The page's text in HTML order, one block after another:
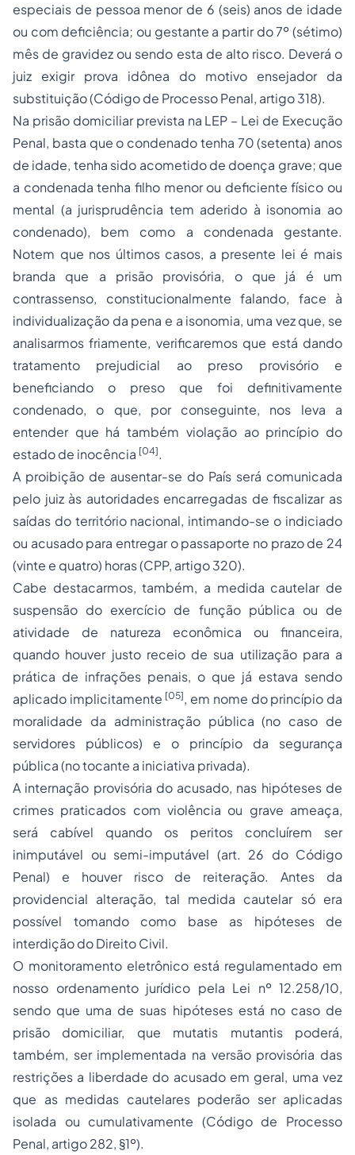
especiais de pessoa menor de 6 (seis) anos de idade
ou com deficiência; ou gestante a partir do 7º (sétimo)
mês de gravidez ou sendo esta de alto risco. Deverá o
juiz exigir prova idônea do motivo ensejador da
substituição (Código de Processo Penal, artigo 318).
Na prisão domiciliar prevista na LEP – Lei de Execução
Penal, basta que o condenado tenha 70 (setenta) anos
de idade, tenha sido acometido de doença grave; que
a condenada tenha filho menor ou deficiente físico ou
mental (a jurisprudência tem aderido à isonomia ao
condenado), bem como a condenada gestante.
Notem que nos últimos casos, a presente lei é mais
branda que a prisão provisória, o que já é um
contrassenso, constitucionalmente falando, face à
individualização da pena e a isonomia, uma vez que, se
analisarmos friamente, verificaremos que está dando
tratamento prejudicial ao preso provisório e
beneficiando o preso que foi definitivamente
condenado, o que, por conseguinte, nos leva a
entender que há também violação ao princípio do
estado de inocência [04].
A proibição de ausentar-se do País será comunicada
pelo juiz às autoridades encarregadas de fiscalizar as
saídas do território nacional, intimando-se o indiciado
ou acusado para entregar o passaporte no prazo de 24
(vinte e quatro) horas (CPP, artigo 320).
Cabe destacarmos, também, a medida cautelar de
suspensão do exercício de função pública ou de
atividade de natureza econômica ou financeira,
quando houver justo receio de sua utilização para a
prática de infrações penais, o que já estava sendo
aplicado implicitamente [05], em nome do princípio da
moralidade da administração pública (no caso de
servidores públicos) e o princípio da segurança
pública (no tocante a iniciativa privada).
A internação provisória do acusado, nas hipóteses de
crimes praticados com violência ou grave ameaça,
será cabível quando os peritos concluírem ser
inimputável ou semi-imputável (art. 26 do Código
Penal) e houver risco de reiteração. Antes da
providencial alteração, tal medida cautelar só era
possível tomando como base as hipóteses de
interdição do Direito Civil.
O monitoramento eletrônico está regulamentado em
nosso ordenamento jurídico pela Lei nº 12.258/10,
sendo que uma de suas hipóteses está no caso de
prisão domiciliar, que mutatis mutantispoderá,
também, ser implementada na versão provisória das
restrições a liberdade do acusado em geral, uma vez
que as medidas cautelares poderão ser aplicadas
isolada ou cumulativamente (Código de Processo
Penal, artigo 282, §1º).